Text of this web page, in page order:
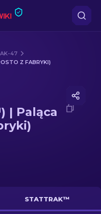
AK-47
Z FABRYKI)
| Paląca
STATTRAK™